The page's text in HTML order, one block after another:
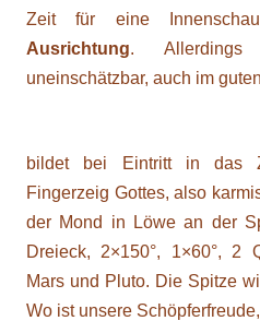
Zeit für eine
Ausrichtung.
uneinschätzbar, auch im
bildet bei Eintritt in das
Fingerzeig Gottes, also
der Mond in Löwe an der
Dreieck, 2×150°, 1×60°, 2
Mars und Pluto. Die Spitze
Wo ist unsere